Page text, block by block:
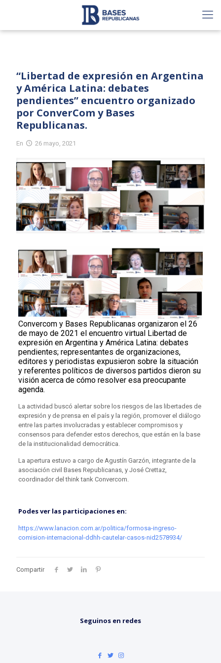
“Libertad de expresión en Argentina
y América Latina: debates
pendientes” encuentro organizado
por ConverCom y Bases
Republicanas.
En 26 mayo, 2021
Convercom y Bases Republicanas organizaron el 26
de mayo de 2021 el encuentro virtual Libertad de
expresión en Argentina y América Latina: debates
pendientes; representantes de organizaciones,
editores y periodistas expusieron sobre la situación
y referentes políticos de diversos partidos dieron su
visión acerca de cómo resolver esa preocupante
agenda.
La actividad buscó alertar sobre los riesgos de las libertades de
expresión y de prensa en el país y la región, promover el diálogo
entre las partes involucradas y establecer compromisos y
consensos para defender estos derechos, que están en la base
de la institucionalidad democrática.
La apertura estuvo a cargo de Agustín Garzón, integrante de la
asociación civil Bases Republicanas, y José Crettaz,
coordinador del think tank Convercom.
Podes ver las participaciones en:
https://www.lanacion.com.ar/politica/formosa-ingreso-
comision-internacional-ddhh-cautelar-casos-nid2578934/
Compartir
Seguinos en redes